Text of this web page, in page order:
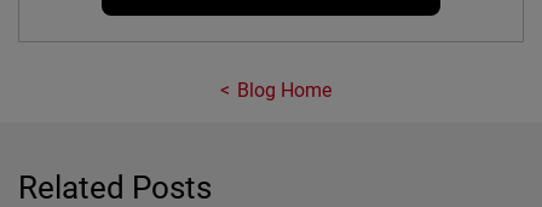
Blog Home
Related Posts